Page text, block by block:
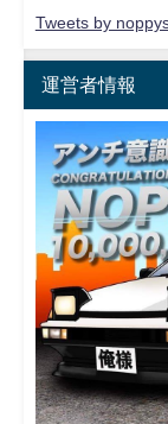
Tweets by
運営者情報